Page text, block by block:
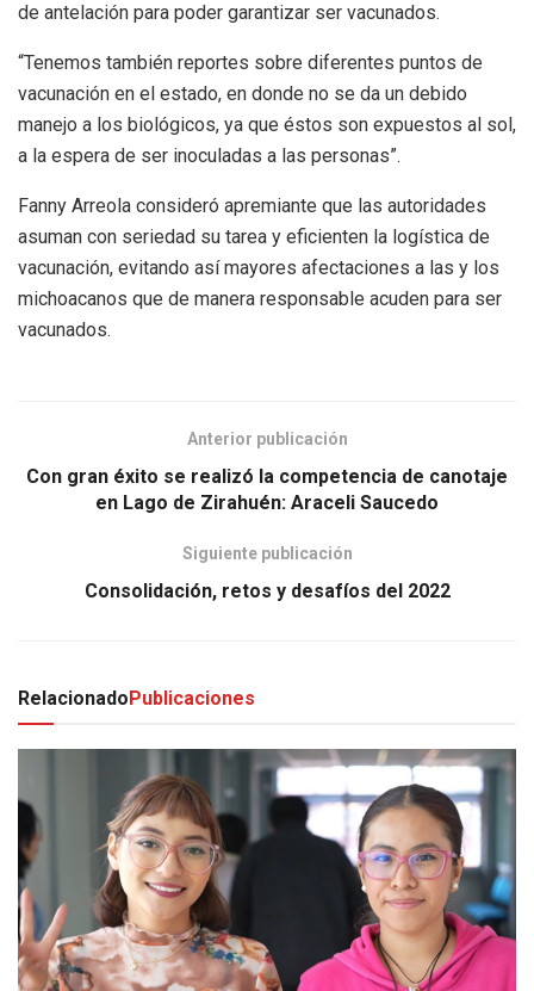
de antelación para poder garantizar ser vacunados.
“Tenemos también reportes sobre diferentes puntos de
vacunación en el estado, en donde no se da un debido
manejo a los biológicos, ya que éstos son expuestos al sol,
a la espera de ser inoculadas a las personas”.
Fanny Arreola consideró apremiante que las autoridades
asuman con seriedad su tarea y eficienten la logística de
vacunación, evitando así mayores afectaciones a las y los
michoacanos que de manera responsable acuden para ser
vacunados.
Anterior publicación
Con gran éxito se realizó la competencia de canotaje
en Lago de Zirahuén: Araceli Saucedo
Siguiente publicación
Consolidación, retos y desafíos del 2022
Relacionado Publicaciones